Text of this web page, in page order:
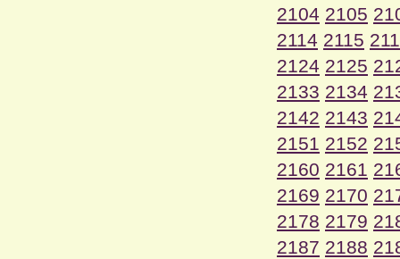
2104 2105
2114 2115
2124 2125
2133 2134
2142 2143
2151 2152
2160 2161
2169 2170
2178 2179
2187 2188